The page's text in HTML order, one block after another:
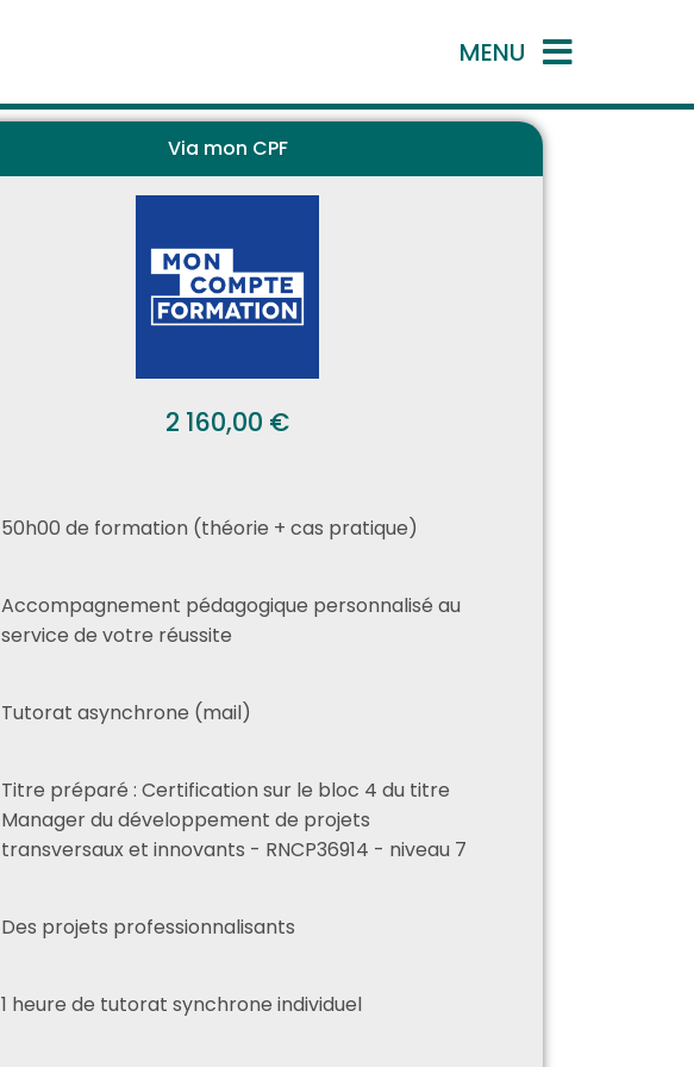
MENU
Via mon CPF
2 160,00 €
50h00 de formation (théorie + cas pratique)
Accompagnement pédagogique personnalisé au
service de votre réussite
Tutorat asynchrone (mail)
Titre préparé : Certification sur le bloc 4 du titre
Manager du développement de projets
transversaux et innovants - RNCP36914 - niveau 7
Des projets professionnalisants
1 heure de tutorat synchrone individuel